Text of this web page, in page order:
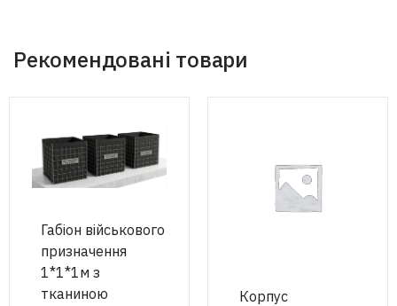
Рекомендовані товари
Габіон військового
призначення
1*1*1м з
тканиною
Корпус